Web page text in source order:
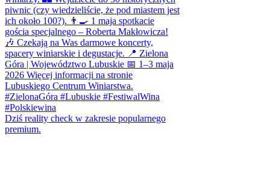
Dziś reality check w zakresie popularnego
premium.